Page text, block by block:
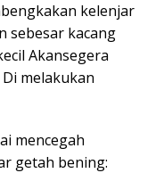
kelenjar
sebesar kacang
Akansegera
melakukan
mencegah
getah bening: